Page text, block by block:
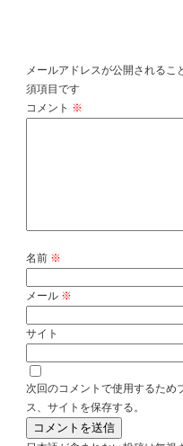
メールアドレスが公開されるこ
須項目です
コメント ※
名前 ※
メール ※
サイト
次回のコメントで使用するため
ス、サイトを保存する。